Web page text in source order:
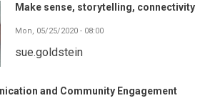
Make sense, storytelling, connectivity
Mon, 05/25/2020 - 08:00
sue.goldstein
and Community Engagement